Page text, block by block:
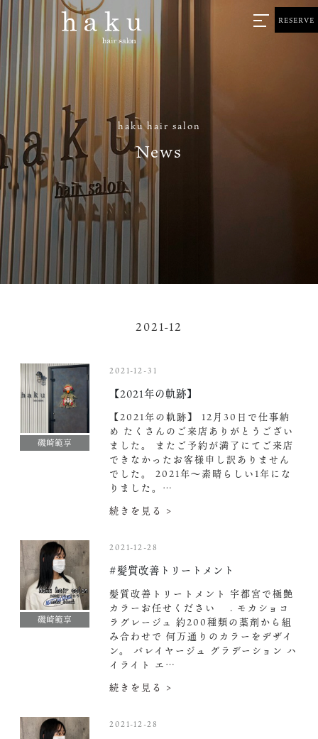
haku hair salon
News
RESERVE
2021-12
磯崎範享
2021-12-31
【2021年の軌跡】
【2021年の軌跡】 12月30日で仕事納
め︎ たくさんのご来店ありがとうござい
ました。 またご予約が満了にてご来店
できなかったお客様申し訳ありません
でした。 2021年〜素晴らしい1年にな
りました。…
続きを見る >
磯崎範享
2021-12-28
#髪質改善トリートメント
髪質改善トリートメント 宇都宮で極艶
カラーお任せください . モカショコ
ラグレージュ 約200種類の薬剤から組
み合わせで 何万通りのカラーをデザイ
ン。 バレイヤージュ グラデーション ハ
イライト エ…
続きを見る >
2021-12-28